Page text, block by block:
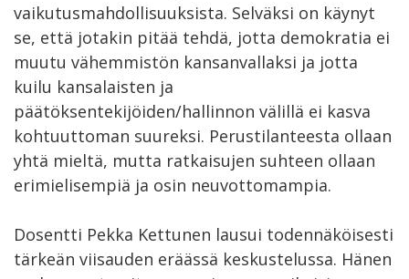
vaikutusmahdollisuuksista. Selväksi on käynyt
se, että jotakin pitää tehdä, jotta demokratia ei
muutu vähemmistön kansanvallaksi ja jotta
kuilu kansalaisten ja
päätöksentekijöiden/hallinnon välillä ei kasva
kohtuuttoman suureksi. Perustilanteesta ollaan
yhtä mieltä, mutta ratkaisujen suhteen ollaan
erimielisempiä ja osin neuvottomampia.
Dosentti Pekka Kettunen lausui todennäköisesti
tärkeän viisauden eräässä keskustelussa. Hänen